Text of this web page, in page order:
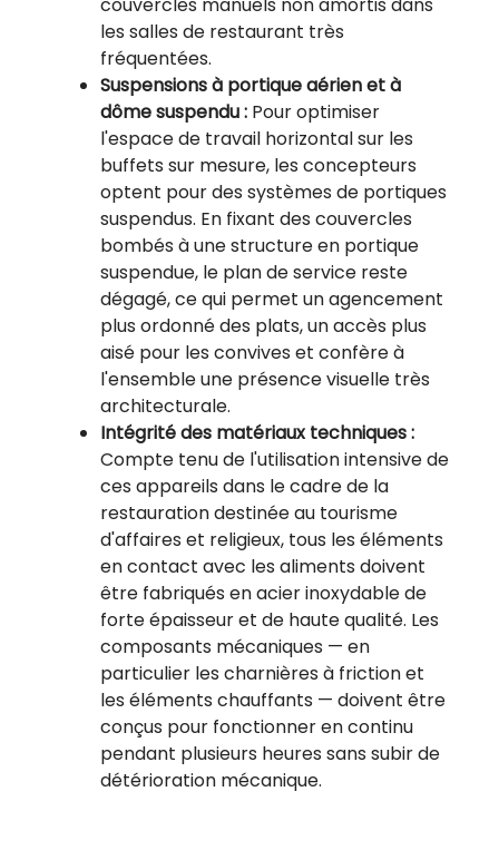
les salles de restaurant très
fréquentées.
Suspensions à portique aérien et à
dôme suspendu : Pour optimiser
l'espace de travail horizontal sur les
buffets sur mesure, les concepteurs
optent pour des systèmes de portiques
suspendus. En fixant des couvercles
bombés à une structure en portique
suspendue, le plan de service reste
dégagé, ce qui permet un agencement
plus ordonné des plats, un accès plus
aisé pour les convives et confère à
l'ensemble une présence visuelle très
architecturale.
Intégrité des matériaux techniques :
Compte tenu de l'utilisation intensive de
ces appareils dans le cadre de la
restauration destinée au tourisme
d'affaires et religieux, tous les éléments
en contact avec les aliments doivent
être fabriqués en acier inoxydable de
forte épaisseur et de haute qualité. Les
composants mécaniques — en
particulier les charnières à friction et
les éléments chauffants — doivent être
conçus pour fonctionner en continu
pendant plusieurs heures sans subir de
détérioration mécanique.